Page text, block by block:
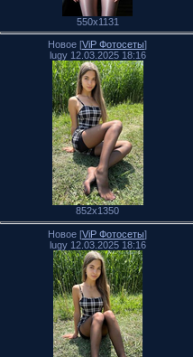
550x1131
Новое [ViP Фотосеты]
lugy 12.03.2025 18:16
852x1350
Новое [ViP Фотосеты]
lugy 12.03.2025 18:16